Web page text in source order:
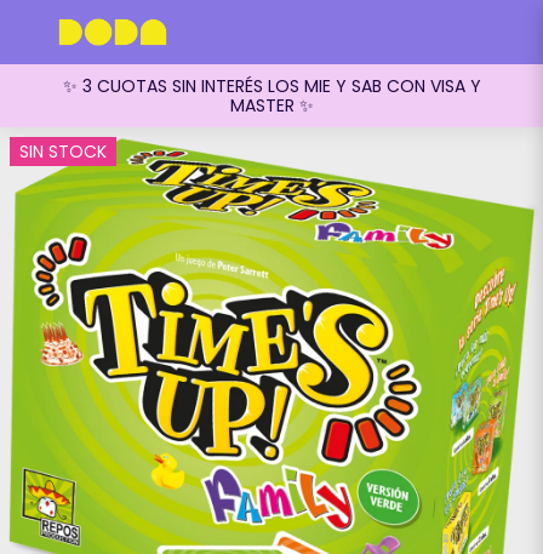
✨ 3 CUOTAS SIN INTERÉS LOS MIE Y SAB CON VISA Y
MASTER ✨
SIN STOCK